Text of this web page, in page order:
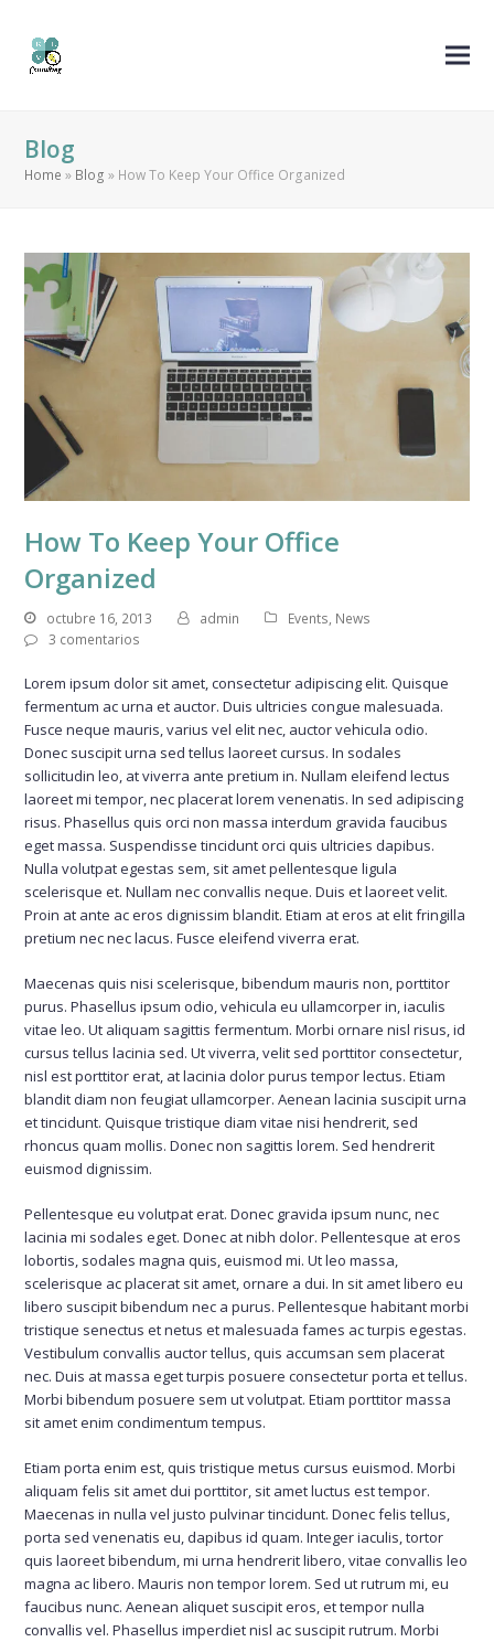
Blog
Home » Blog » How To Keep Your Office Organized
How To Keep Your Office
Organized
octubre 16, 2013 admin Events, News
3 comentarios
Lorem ipsum dolor sit amet, consectetur adipiscing elit. Quisque
fermentum ac urna et auctor. Duis ultricies congue malesuada.
Fusce neque mauris, varius vel elit nec, auctor vehicula odio.
Donec suscipit urna sed tellus laoreet cursus. In sodales
sollicitudin leo, at viverra ante pretium in. Nullam eleifend lectus
laoreet mi tempor, nec placerat lorem venenatis. In sed adipiscing
risus. Phasellus quis orci non massa interdum gravida faucibus
eget massa. Suspendisse tincidunt orci quis ultricies dapibus.
Nulla volutpat egestas sem, sit amet pellentesque ligula
scelerisque et. Nullam nec convallis neque. Duis et laoreet velit.
Proin at ante ac eros dignissim blandit. Etiam at eros at elit fringilla
pretium nec nec lacus. Fusce eleifend viverra erat.
Maecenas quis nisi scelerisque, bibendum mauris non, porttitor
purus. Phasellus ipsum odio, vehicula eu ullamcorper in, iaculis
vitae leo. Ut aliquam sagittis fermentum. Morbi ornare nisl risus, id
cursus tellus lacinia sed. Ut viverra, velit sed porttitor consectetur,
nisl est porttitor erat, at lacinia dolor purus tempor lectus. Etiam
blandit diam non feugiat ullamcorper. Aenean lacinia suscipit urna
et tincidunt. Quisque tristique diam vitae nisi hendrerit, sed
rhoncus quam mollis. Donec non sagittis lorem. Sed hendrerit
euismod dignissim.
Pellentesque eu volutpat erat. Donec gravida ipsum nunc, nec
lacinia mi sodales eget. Donec at nibh dolor. Pellentesque at eros
lobortis, sodales magna quis, euismod mi. Ut leo massa,
scelerisque ac placerat sit amet, ornare a dui. In sit amet libero eu
libero suscipit bibendum nec a purus. Pellentesque habitant morbi
tristique senectus et netus et malesuada fames ac turpis egestas.
Vestibulum convallis auctor tellus, quis accumsan sem placerat
nec. Duis at massa eget turpis posuere consectetur porta et tellus.
Morbi bibendum posuere sem ut volutpat. Etiam porttitor massa
sit amet enim condimentum tempus.
Etiam porta enim est, quis tristique metus cursus euismod. Morbi
aliquam felis sit amet dui porttitor, sit amet luctus est tempor.
Maecenas in nulla vel justo pulvinar tincidunt. Donec felis tellus,
porta sed venenatis eu, dapibus id quam. Integer iaculis, tortor
quis laoreet bibendum, mi urna hendrerit libero, vitae convallis leo
magna ac libero. Mauris non tempor lorem. Sed ut rutrum mi, eu
faucibus nunc. Aenean aliquet suscipit eros, et tempor nulla
convallis vel. Phasellus imperdiet nisl ac suscipit rutrum. Morbi